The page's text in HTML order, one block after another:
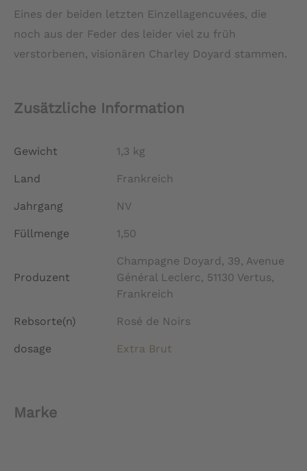
Eines der beiden letzten Einzellagencuvées, die
noch aus der Feder des leider viel zu früh
verstorbenen, visionären Charley Doyard stammen.
Zusätzliche Information
Gewicht 1,3 kg
Land Frankreich
Jahrgang NV
Füllmenge 1,50
Produzent
Champagne Doyard, 39, Avenue
Général Leclerc, 51130 Vertus,
Frankreich
Rebsorte(n) Rosé de Noirs
dosage Extra Brut
Marke